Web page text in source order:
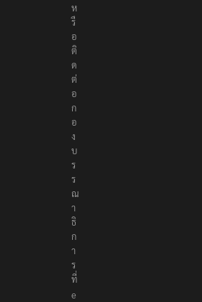
ห
รื
อ
ติ
ด
ต่
อ
ก
อ
ง
บ
ร
ร
ณ
า
ธิ
ก
า
ร
ที่
e